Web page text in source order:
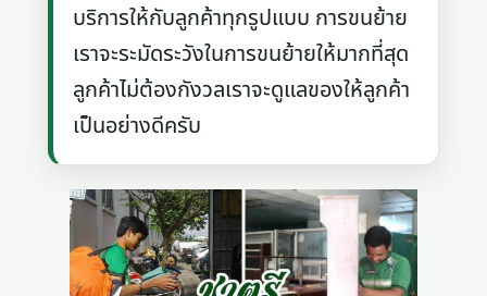
บริการให้กับลูกค้าทุกรูปแบบ การขนย้าย
เราจะระมัดระวังในการขนย้ายให้มากที่สุด
ลูกค้าไม่ต้องกังวลเราจะดูแลของให้ลูกค้า
เป็นอย่างดีครับ